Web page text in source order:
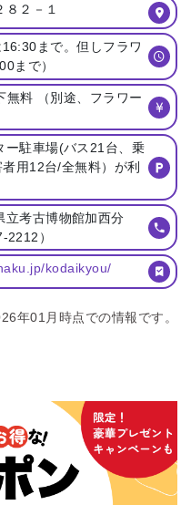
２－１
まで。但しフラワ
まで）
無料 （別途、フラワー
ー駐車場(バス21台、乗
用12台/全無料）が利
立考古博物館加西分
）
kodaikyou/
年01月時点での情報です。